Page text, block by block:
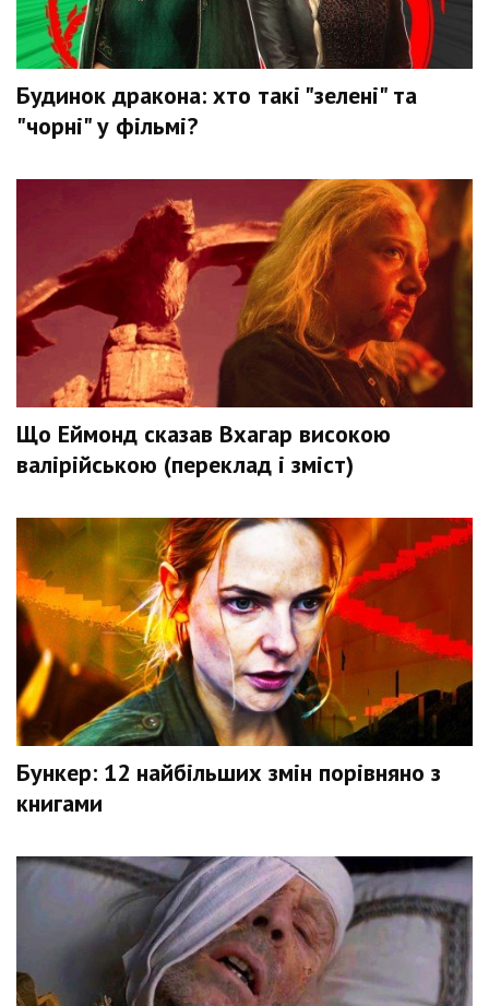
Будинок дракона: хто такі "зелені" та
"чорні" у фільмі?
Що Еймонд сказав Вхагар високою
валірійською (переклад і зміст)
Бункер: 12 найбільших змін порівняно з
книгами